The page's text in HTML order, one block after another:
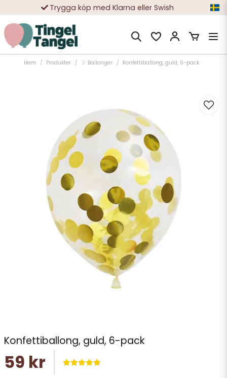
Trygga köp med Klarna eller Swish
10 000-tals nöjda kunder
Hem Produkter 🎈 Ballonger Konfettiballong, guld, 6-pack
Konfettiballong, guld, 6-pack
59 kr